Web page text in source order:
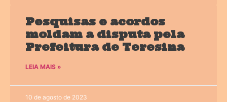
Pesquisas e acordos
moldam a disputa pela
Prefeitura de Teresina
LEIA MAIS »
10 de agosto de 2023